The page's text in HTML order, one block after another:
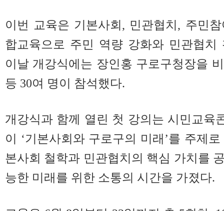
이번 교육은 기본사회, 민관협치, 주민
합교육으로 주민 역량 강화와 민관협치
이날 개강식에는 장인홍 구로구청장을
등 30여 명이 참석했다.
개강식과 함께 열린 첫 강의는 시민교육
이 ‘기본사회와 구로구의 미래’를 주제
본사회 철학과 민관협치의 핵심 가치를
능한 미래를 위한 소통의 시간을 가졌다.